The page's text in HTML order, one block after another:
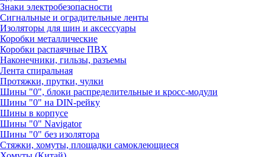
Знаки электробезопасности
Сигнальные и оградительные ленты
Изоляторы для шин и аксессуары
Коробки металлические
Коробки распаячные ПВХ
Наконечники, гильзы, разъемы
Лента спиральная
Протяжки, прутки, чулки
Шины "0", блоки распределительные и кросс-модули
Шины "0" на DIN-рейку
Шины в корпусе
Шины "0" Navigator
Шины "0" без изолятора
Стяжки, хомуты, площадки самоклеющиеся